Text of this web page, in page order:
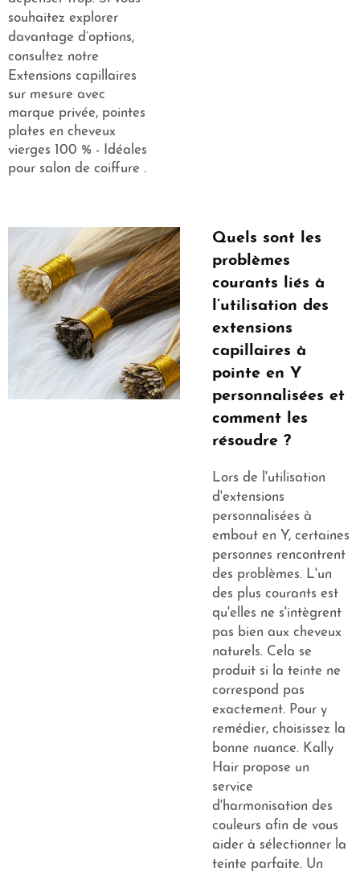
souhaitez explorer
davantage d’options,
consultez notre
Extensions capillaires
sur mesure avec
marque privée, pointes
plates en cheveux
vierges 100 % - Idéales
pour salon de coiffure .
Quels sont les
problèmes
courants liés à
l’utilisation des
extensions
capillaires à
pointe en Y
personnalisées et
comment les
résoudre ?
Lors de l'utilisation
d'extensions
personnalisées à
embout en Y, certaines
personnes rencontrent
des problèmes. L'un
des plus courants est
qu'elles ne s'intègrent
pas bien aux cheveux
naturels. Cela se
produit si la teinte ne
correspond pas
exactement. Pour y
remédier, choisissez la
bonne nuance. Kally
Hair propose un
service
d'harmonisation des
couleurs afin de vous
aider à sélectionner la
teinte parfaite. Un